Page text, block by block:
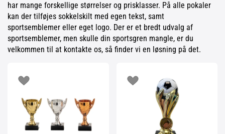
har mange forskellige størrelser og prisklasser. På alle pokaler
kan der tilføjes sokkelskilt med egen tekst, samt
sportsemblemer eller eget logo. Der er et bredt udvalg af
sportsemblemer, men skulle din sportsgren mangle, er du
velkommen til at kontakte os, så finder vi en løsning på det.